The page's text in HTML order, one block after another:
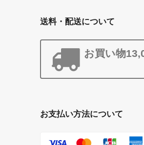
送料・配送について
お買い物
お支払い方法について